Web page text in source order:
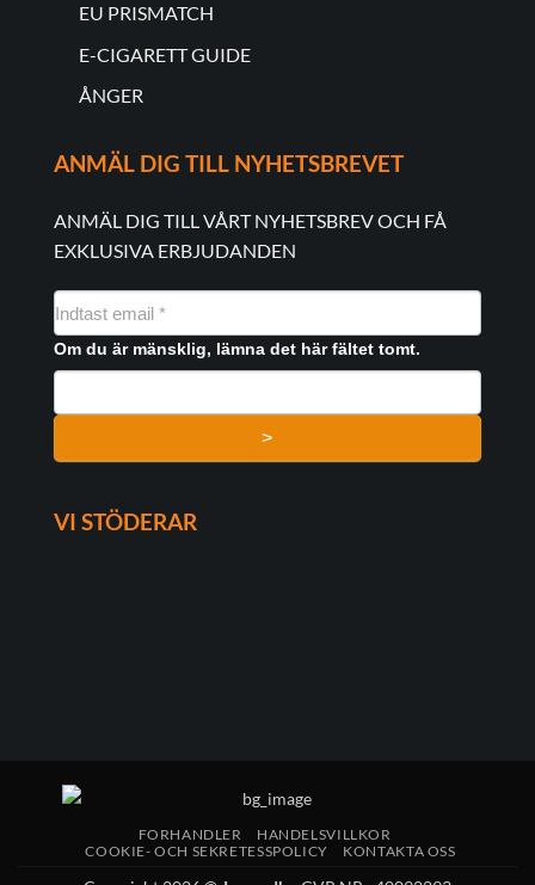
EU PRISMATCH
E-CIGARETT GUIDE
ÅNGER
ANMÄL DIG TILL NYHETSBREVET
ANMÄL DIG TILL VÅRT NYHETSBREV OCH FÅ
EXKLUSIVA ERBJUDANDEN
NYHEDSMAIL
FORMULAR
Om du är mänsklig, lämna det här fältet tomt.
>
VI STÖDERAR
FORHANDLER
HANDELSVILLKOR
COOKIE- OCH SEKRETESSPOLICY
KONTAKTA OSS